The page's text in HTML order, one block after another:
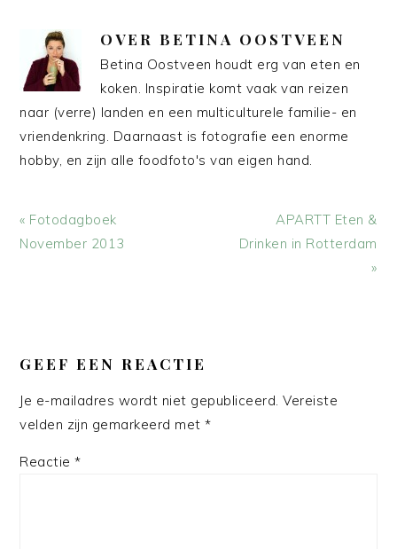
OVERBETINA OOSTVEEN
Betina Oostveen houdt erg van eten en
koken. Inspiratie komt vaak van reizen
naar (verre) landen en een multiculturele familie- en
vriendenkring. Daarnaast is fotografie een enorme
hobby, en zijn alle foodfoto's van eigen hand.
Vorig
bericht:
« Fotodagboek
November 2013
Volgend
bericht:
APARTT Eten &
Drinken in Rotterdam
»
INTERACTIES
GEEF EEN REACTIE
Je e-mailadres wordt niet gepubliceerd. Vereiste
velden zijn gemarkeerd met*
Reactie*